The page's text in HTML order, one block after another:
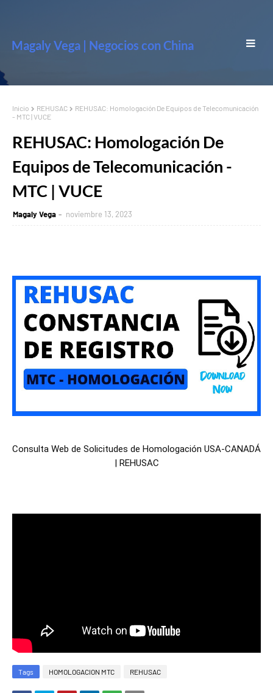
Magaly Vega | Negocios con China
Inicio REHUSAC
REHUSAC: Homologación De Equipos de Telecomunicación
- MTC | VUCE
REHUSAC: Homologación De
Equipos de Telecomunicación -
MTC | VUCE
Magaly Vega noviembre 13, 2023
Consulta Web de Solicitudes de Homologación USA-CANADÁ
| REHUSAC
Tags HOMOLOGACION MTC REHUSAC